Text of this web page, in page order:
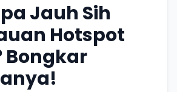
Jauh Sih
Hotspot
Bongkar